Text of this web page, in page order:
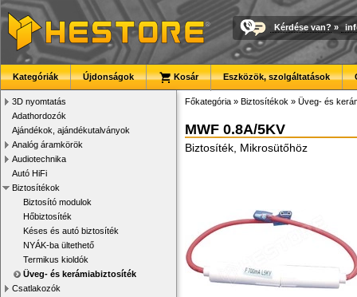
Kérdése van? »
Kategóriák Újdonságok Kosár Eszközök, szolgáltatások
3D nyomtatás
Adathordozók
Ajándékok, ajándékutalványok
Analóg áramkörök
Audiotechnika
Autó HiFi
Biztosítékok
Biztosító modulok
Hőbiztosíték
Késes és autó biztosíték
NYÁK-ba ültethető
Termikus kioldók
Üveg- és kerámiabiztosíték
Csatlakozók
Főkategória » Biztosítékok » Üveg- és
MWF 0.8A/5KV
Biztosíték, Mikrosütőhöz